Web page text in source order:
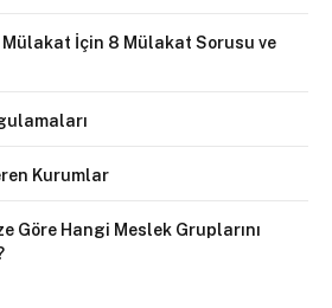
Mülakat İçin 8 Mülakat Sorusu ve
Kurumlar
Göre Hangi Meslek Gruplarını